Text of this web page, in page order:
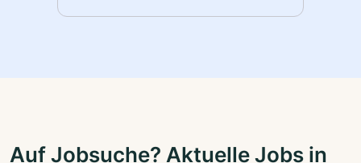
Auf Jobsuche? Aktuelle Jobs in